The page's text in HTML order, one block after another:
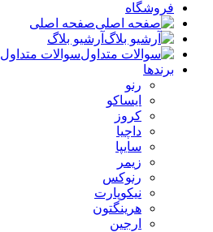
فروشگاه
صفحه اصلی
آرشیو بلاگ
سوالات متداول
برندها
رنو
ایساکو
کروز
داچیا
سایپا
زیمر
رنوکس
نیکوپارت
هرینگتون
ارجین